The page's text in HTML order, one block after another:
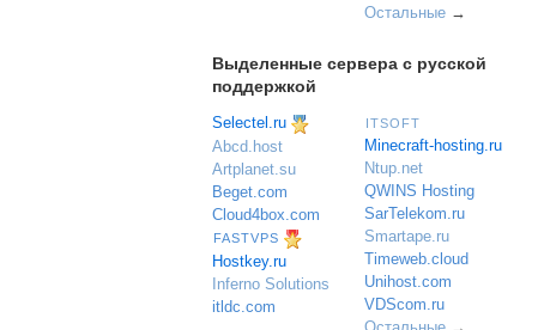
Остальные →
Выделенные сервера с русской
поддержкой
Selectel.ru
Abcd.host
Artplanet.su
Beget.com
Cloud4box.com
FASTVPS
Hostkey.ru
Inferno Solutions
itldc.com
ITSOFT
Minecraft-hosting.ru
Ntup.net
QWINS Hosting
SarTelekom.ru
Smartape.ru
Timeweb.cloud
Unihost.com
VDScom.ru